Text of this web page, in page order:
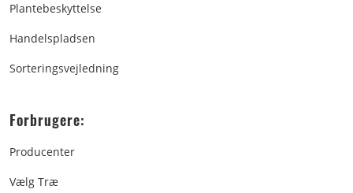
Plantebeskyttelse
Handelspladsen
Sorteringsvejledning
Forbrugere:
Producenter
Vælg Træ